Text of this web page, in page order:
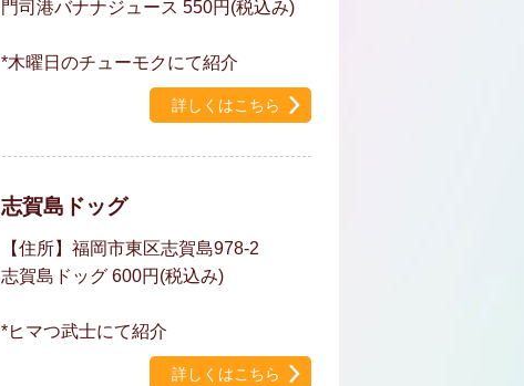
門司港バナナジュース 550円(税込み)
*木曜日のチューモクにて紹介
詳しくはこちら
志賀島ドッグ
【住所】福岡市東区志賀島978-2
志賀島ドッグ 600円(税込み)
*ヒマつ武士にて紹介
詳しくはこちら